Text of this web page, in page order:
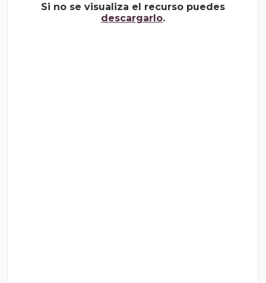
Si no se visualiza el recurso puedes
descargarlo.